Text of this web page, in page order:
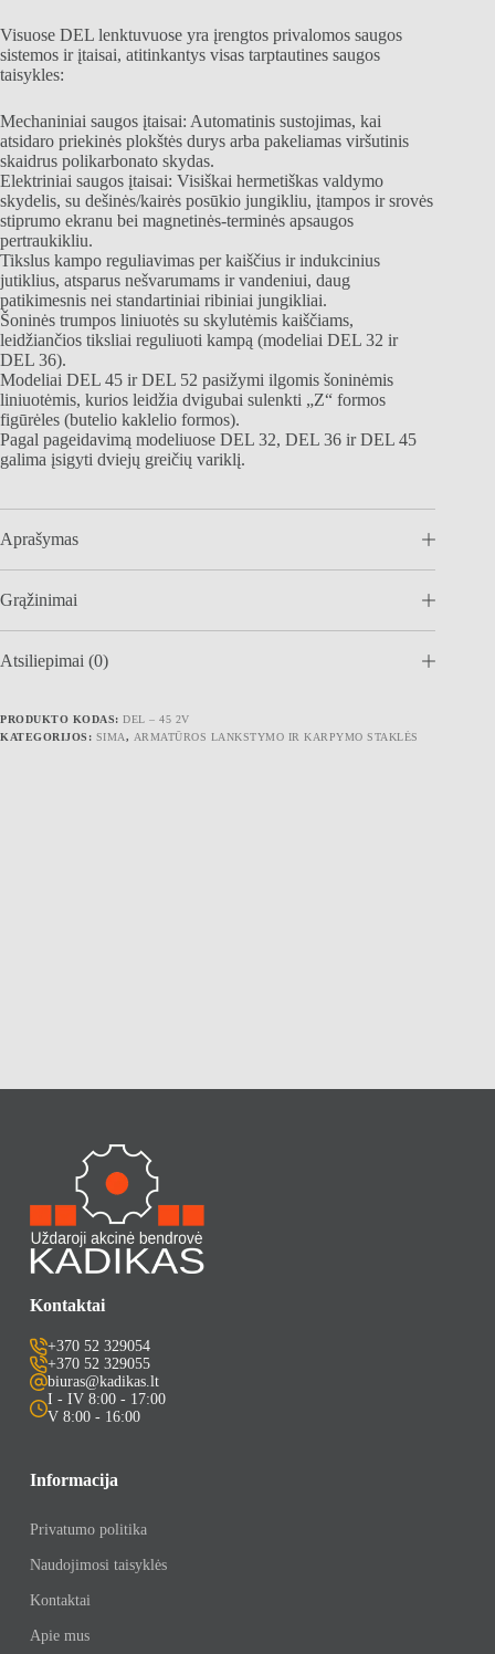
Visuose DEL lenktuvuose yra įrengtos privalomos saugos
sistemos ir įtaisai, atitinkantys visas tarptautines saugos
taisykles:
Mechaniniai saugos įtaisai: Automatinis sustojimas, kai
atsidaro priekinės plokštės durys arba pakeliamas viršutinis
skaidrus polikarbonato skydas.
Elektriniai saugos įtaisai: Visiškai hermetiškas valdymo
skydelis, su dešinės/kairės posūkio jungikliu, įtampos ir srovės
stiprumo ekranu bei magnetinės-terminės apsaugos
pertraukikliu.
Tikslus kampo reguliavimas per kaiščius ir indukcinius
jutiklius, atsparus nešvarumams ir vandeniui, daug
patikimesnis nei standartiniai ribiniai jungikliai.
Šoninės trumpos liniuotės su skylutėmis kaiščiams,
leidžiančios tiksliai reguliuoti kampą (modeliai DEL 32 ir
DEL 36).
Modeliai DEL 45 ir DEL 52 pasižymi ilgomis šoninėmis
liniuotėmis, kurios leidžia dvigubai sulenkti „Z“ formos
figūrėles (butelio kaklelio formos).
Pagal pageidavimą modeliuose DEL 32, DEL 36 ir DEL 45
galima įsigyti dviejų greičių variklį.
Aprašymas
Grąžinimai
Atsiliepimai (0)
PRODUKTO KODAS: DEL – 45 2V
KATEGORIJOS: SIMA, ARMATŪROS LANKSTYMO IR KARPYMO STAKLĖS
Informacija
Privatumo politika
Naudojimosi taisyklės
Kontaktai
Apie mus
Kontaktai
+370 52 329054
+370 52 329055
biuras@kadikas.lt
I - IV 8:00 - 17:00
V 8:00 - 16:00